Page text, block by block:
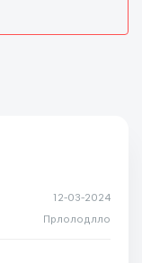
12-03-2024
Прлолодлло